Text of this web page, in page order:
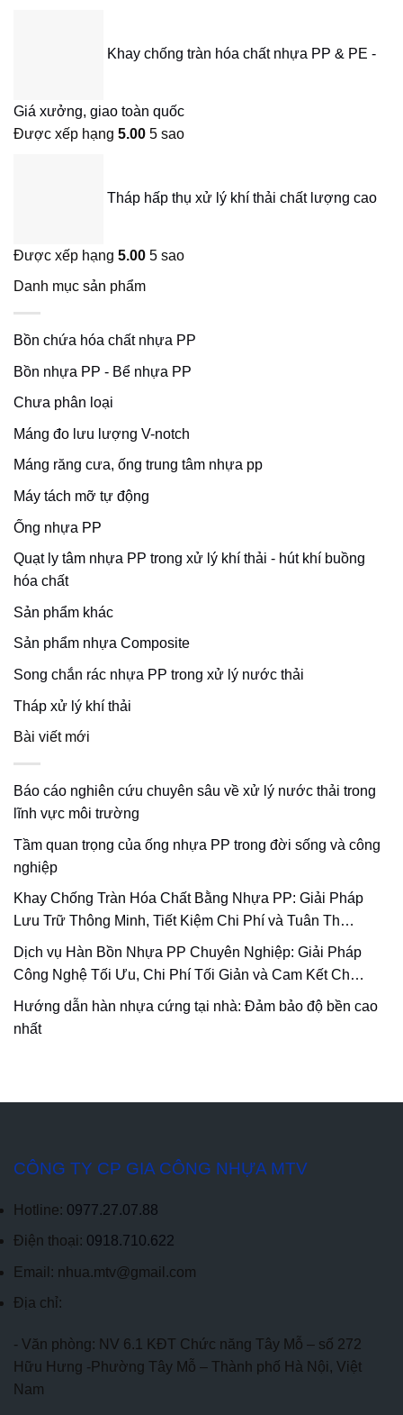
Khay chống tràn hóa chất nhựa PP & PE -
Giá xưởng, giao toàn quốc
Được xếp hạng 5.00 5 sao
Tháp hấp thụ xử lý khí thải chất lượng cao
Được xếp hạng 5.00 5 sao
Danh mục sản phẩm
Bồn chứa hóa chất nhựa PP
Bồn nhựa PP - Bể nhựa PP
Chưa phân loại
Máng đo lưu lượng V-notch
Máng răng cưa, ống trung tâm nhựa pp
Máy tách mỡ tự động
Ống nhựa PP
Quạt ly tâm nhựa PP trong xử lý khí thải - hút khí buồng
hóa chất
Sản phẩm khác
Sản phẩm nhựa Composite
Song chắn rác nhựa PP trong xử lý nước thải
Tháp xử lý khí thải
Bài viết mới
Báo cáo nghiên cứu chuyên sâu về xử lý nước thải trong
lĩnh vực môi trường
Tầm quan trọng của ống nhựa PP trong đời sống và công
nghiệp
Khay Chống Tràn Hóa Chất Bằng Nhựa PP: Giải Pháp
Lưu Trữ Thông Minh, Tiết Kiệm Chi Phí và Tuân Th…
Dịch vụ Hàn Bồn Nhựa PP Chuyên Nghiệp: Giải Pháp
Công Nghệ Tối Ưu, Chi Phí Tối Giản và Cam Kết Ch…
Hướng dẫn hàn nhựa cứng tại nhà: Đảm bảo độ bền cao
nhất
CÔNG TY CP GIA CÔNG NHỰA MTV
Hotline: 0977.27.07.88
Điện thoại: 0918.710.622
Email: nhua.mtv@gmail.com
Địa chỉ:
- Văn phòng: NV 6.1 KĐT Chức năng Tây Mỗ – số 272
Hữu Hưng -Phường Tây Mỗ – Thành phố Hà Nội, Việt
Nam